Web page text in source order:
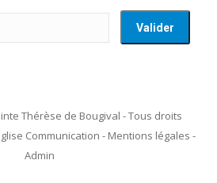
Thérèse de Bougival - Tous droits
Communication - Mentions légales -
Admin